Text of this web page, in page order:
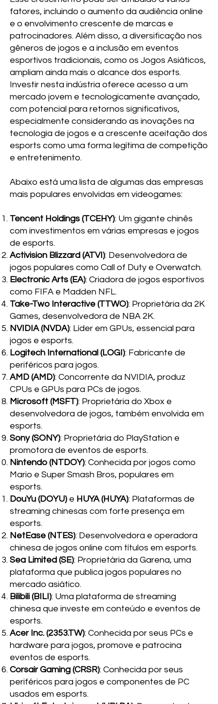
fatores, incluindo o aumento da audiência online
e o envolvimento crescente de marcas e
patrocinadores. Além disso, a diversificação nos
gêneros de jogos e a inclusão em eventos
esportivos tradicionais, como os Jogos Asiáticos,
ampliam ainda mais o alcance dos esports.
Investir nesta indústria oferece acesso a um
mercado jovem e tecnologicamente avançado,
com potencial para retornos significativos,
especialmente considerando as inovações na
tecnologia de jogos e a crescente aceitação dos
esports como uma forma legítima de competição
e entretenimento.
Abaixo está uma lista de algumas das empresas
mais populares envolvidas em videogames:
Tencent Holdings (TCEHY): Um gigante chinês
com investimentos em várias empresas e jogos
de esports.
Activision Blizzard (ATVI): Desenvolvedora de
jogos populares como Call of Duty e Overwatch.
Electronic Arts (EA): Criadora de jogos esportivos
como FIFA e Madden NFL.
Take-Two Interactive (TTWO): Proprietária da 2K
Games, desenvolvedora de NBA 2K.
NVIDIA (NVDA): Líder em GPUs, essencial para
jogos e esports.
Logitech International (LOGI): Fabricante de
periféricos para jogos.
AMD (AMD): Concorrente da NVIDIA, produz
CPUs e GPUs para PCs de jogos.
Microsoft (MSFT): Proprietária do Xbox e
desenvolvedora de jogos, também envolvida em
esports.
Sony (SONY): Proprietária do PlayStation e
promotora de eventos de esports.
Nintendo (NTDOY): Conhecida por jogos como
Mario e Super Smash Bros, populares em
esports.
DouYu (DOYU) e HUYA (HUYA): Plataformas de
streaming chinesas com forte presença em
esports.
NetEase (NTES): Desenvolvedora e operadora
chinesa de jogos online com títulos em esports.
Sea Limited (SE): Proprietária da Garena, uma
plataforma que publica jogos populares no
mercado asiático.
Bilibili (BILI): Uma plataforma de streaming
chinesa que investe em conteúdo e eventos de
esports.
Acer Inc. (2353.TW): Conhecida por seus PCs e
hardware para jogos, promove e patrocina
eventos de esports.
Corsair Gaming (CRSR): Conhecida por seus
periféricos para jogos e componentes de PC
usados em esports.